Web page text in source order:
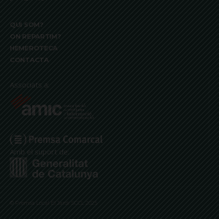
QUI SOM?
ON REPARTIM?
HEMEROTECA
CONTACTA
Associats a:
Amb el suport de:
© Premsa Local El Jardí SCCL 2025